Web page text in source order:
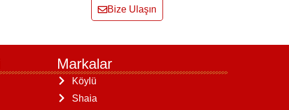
Bize Ulaşın
Markalar
Köylü
Shaia